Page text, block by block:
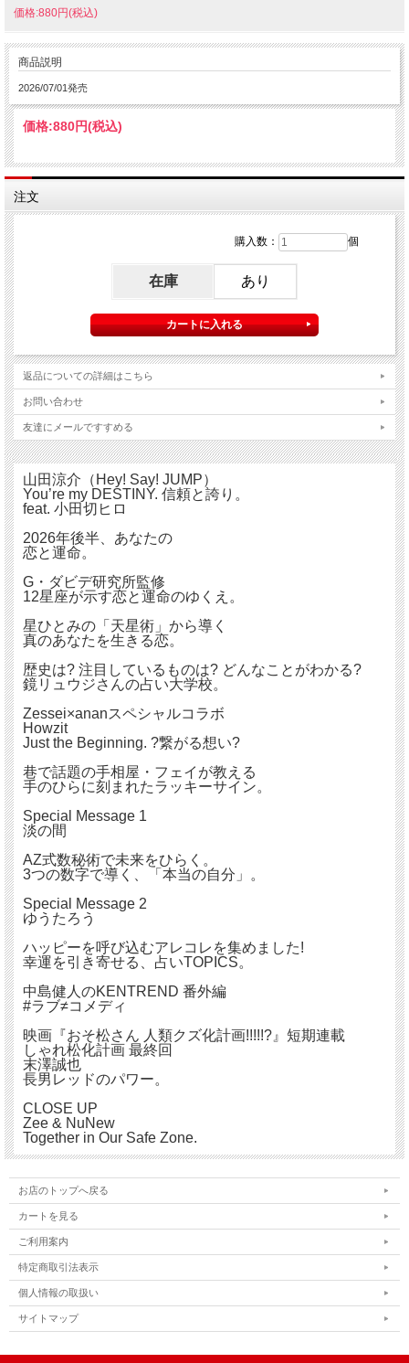
価格:880円(税込)
商品説明
2026/07/01発売
価格:880円(税込)
注文
購入数： 個
在庫 あり
返品についての詳細はこちら
お問い合わせ
友達にメールですすめる
山田涼介（Hey! Say! JUMP）
You’re my DESTINY. 信頼と誇り。
feat. 小田切ヒロ
2026年後半、あなたの
恋と運命。
G・ダビデ研究所監修
12星座が示す恋と運命のゆくえ。
星ひとみの「天星術」から導く
真のあなたを生きる恋。
歴史は? 注目しているものは? どんなことがわかる?
鏡リュウジさんの占い大学校。
Zessei×ananスペシャルコラボ
Howzit
Just the Beginning. ?繋がる想い?
巷で話題の手相屋・フェイが教える
手のひらに刻まれたラッキーサイン。
Special Message 1
淡の間
AZ式数秘術で未来をひらく。
3つの数字で導く、「本当の自分」。
Special Message 2
ゆうたろう
ハッピーを呼び込むアレコレを集めました!
幸運を引き寄せる、占いTOPICS。
中島健人のKENTREND 番外編
#ラブ≠コメディ
映画『おそ松さん 人類クズ化計画!!!!!?』短期連載
しゃれ松化計画 最終回
末澤誠也
長男レッドのパワー。
CLOSE UP
Zee & NuNew
Together in Our Safe Zone.
お店のトップへ戻る
カートを見る
ご利用案内
特定商取引法表示
個人情報の取扱い
サイトマップ